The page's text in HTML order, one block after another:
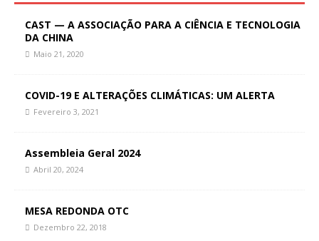
CAST — A ASSOCIAÇÃO PARA A CIÊNCIA E TECNOLOGIA
DA CHINA
Maio 21, 2020
COVID-19 E ALTERAÇÕES CLIMÁTICAS: UM ALERTA
Fevereiro 3, 2021
Assembleia Geral 2024
Abril 20, 2024
MESA REDONDA OTC
Dezembro 22, 2018